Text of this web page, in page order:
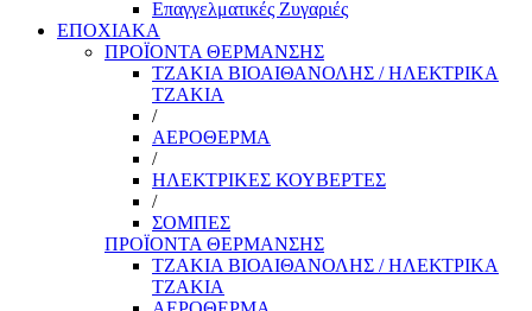
Επαγγελματικές Ζυγαριές
ΕΠΟΧΙΑΚΑ
ΠΡΟΪΟΝΤΑ ΘΕΡΜΑΝΣΗΣ
ΤΖΑΚΙΑ ΒΙΟΑΙΘΑΝΟΛΗΣ / ΗΛΕΚΤΡΙΚΑ
ΤΖΑΚΙΑ
/
ΑΕΡΟΘΕΡΜΑ
/
ΗΛΕΚΤΡΙΚΕΣ ΚΟΥΒΕΡΤΕΣ
/
ΣΟΜΠΕΣ
ΠΡΟΪΟΝΤΑ ΘΕΡΜΑΝΣΗΣ
ΤΖΑΚΙΑ ΒΙΟΑΙΘΑΝΟΛΗΣ / ΗΛΕΚΤΡΙΚΑ
ΤΖΑΚΙΑ